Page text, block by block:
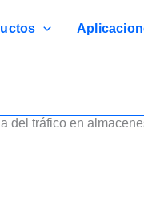
del tráfico en